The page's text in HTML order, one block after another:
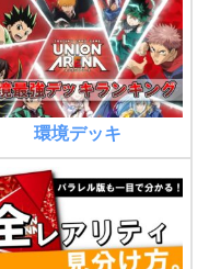
環境デッキ